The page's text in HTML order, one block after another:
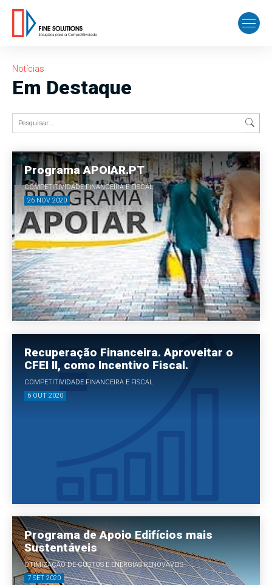
Notícias
Em Destaque
Programa APOIAR.PT
COMPETITIVIDADE FINANCEIRA E FISCAL
26 NOV 2020
Recuperação Financeira. Aproveitar o
CFEI II, como Incentivo Fiscal.
COMPETITIVIDADE FINANCEIRA E FISCAL
6 OUT 2020
Programa de Apoio Edifícios mais
Sustentáveis
OTIMIZAÇÃO DE CUSTOS E ENERGIAS RENOVÁVEIS
7 SET 2020